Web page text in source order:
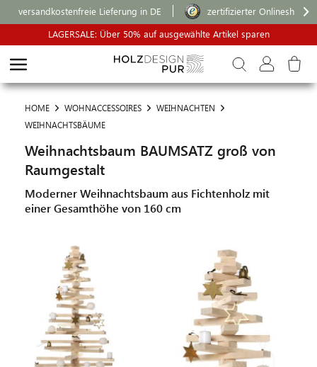
versandkostenfreie Lieferung in DE
zertifizierter Onlineshop
LAGERSALE: Über 50% auf ausgewählte Artikel sparen
HOME WOHNACCESSOIRES
WEIHNACHTEN
WEIHNACHTSBÄUME
Weihnachtsbaum BAUMSATZ groß von
Raumgestalt
Moderner Weihnachtsbaum aus Fichtenholz mit
einer Gesamthöhe von 160 cm